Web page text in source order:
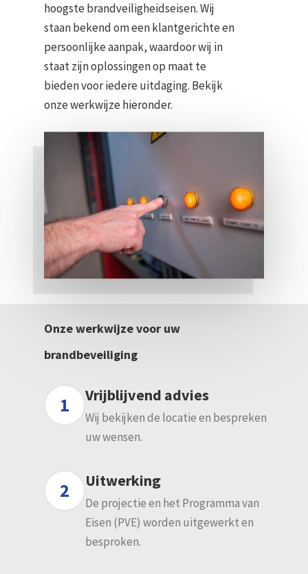
hoogste brandveiligheidseisen. Wij
staan bekend om een klantgerichte en
persoonlijke aanpak, waardoor wij in
staat zijn oplossingen op maat te
bieden voor iedere uitdaging. Bekijk
onze werkwijze hieronder.
Onze werkwijze voor uw
brandbeveiliging
1 Vrijblijvend advies
Wij bekijken de locatie en bespreken
uw wensen.
2 Uitwerking
De projectie en het Programma van
Eisen (PVE) worden uitgewerkt en
besproken.